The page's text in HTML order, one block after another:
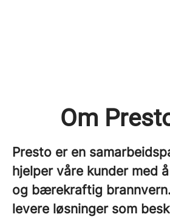
Om
Presto er en
hjelper våre kunder med
og bærekraftig
levere løsninger som